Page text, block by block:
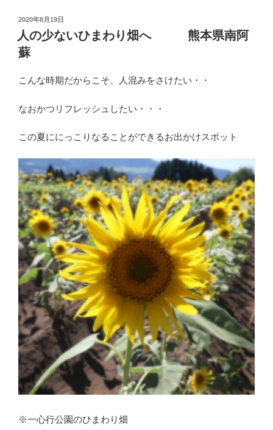
れ
て、
「い
い
で
よ」
答
て
い
い
で
す
か？”
の
自
分
を
肯
し
て
れ
る
人
を
持
つ
家
族
や
友
人
や
職
場
人
投
稿
日:
2020年8月19日
人の少ないひまわり畑へ 熊本県南阿
蘇
こんな時期だからこそ、人混みをさけたい・・
なおかつリフレッシュしたい・・・
この夏ににっこりなることができるお出かけスポット
※一心行公園のひまわり畑